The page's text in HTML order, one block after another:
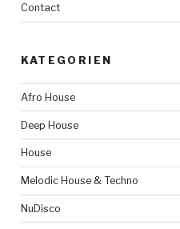
Contact
KATEGORIEN
Afro House
Deep House
House
Melodic House & Techno
NuDisco